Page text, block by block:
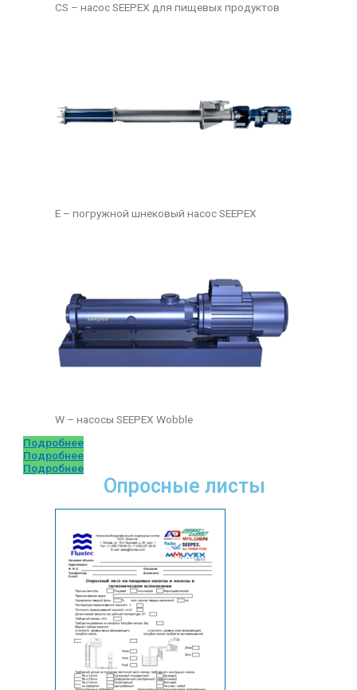
CS – насос SEEPEX для пищевых продуктов
E – погружной шнековый насос SEEPEX
W – насосы SEEPEX Wobble
Подробнее
Подробнее
Подробнее
Опросные листы